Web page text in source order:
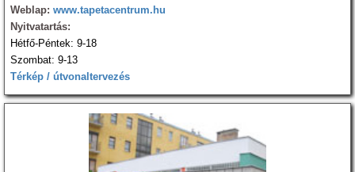
Weblap: www.tapetacentrum.hu
Nyitvatartás:
Hétfő-Péntek: 9-18
Szombat: 9-13
Térkép / útvonaltervezés